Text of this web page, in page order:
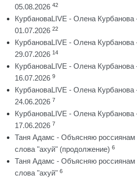
05.08.2026 42
КурбановаLIVE - Олена Курбанова
01.07.2026 22
КурбановаLIVE - Олена Курбанова
29.07.2026 14
КурбановаLIVE - Олена Курбанова
16.07.2026 9
КурбановаLIVE - Олена Курбанова
24.06.2026 7
КурбановаLIVE - Олена Курбанова
17.06.2026 7
Таня Адамс - Объясняю россиянам
слова "ахуй" (продолжение) 6
Таня Адамс - Объясняю россиянам
слова "ахуй" 6